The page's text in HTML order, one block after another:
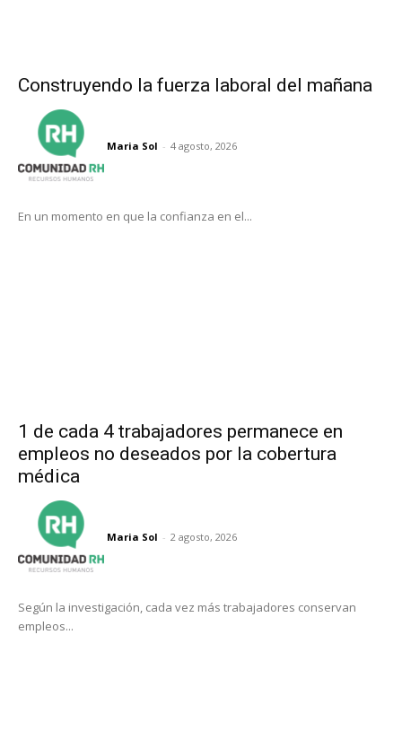
Construyendo la fuerza laboral del mañana
Maria Sol - 4 agosto, 2026
En un momento en que la confianza en el...
1 de cada 4 trabajadores permanece en
empleos no deseados por la cobertura
médica
Maria Sol - 2 agosto, 2026
Según la investigación, cada vez más trabajadores conservan
empleos...